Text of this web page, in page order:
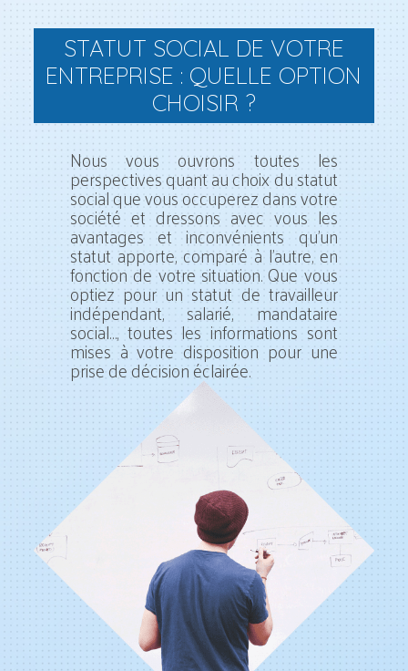
STATUT SOCIAL DE VOTRE
ENTREPRISE : QUELLE OPTION
CHOISIR ?
Nous vous ouvrons toutes les
perspectives quant au choix du statut
social que vous occuperez dans votre
société et dressons avec vous les
avantages et inconvénients qu’un
statut apporte, comparé à l’autre, en
fonction de votre situation. Que vous
optiez pour un statut de travailleur
indépendant, salarié, mandataire
social…, toutes les informations sont
mises à votre disposition pour une
prise de décision éclairée.